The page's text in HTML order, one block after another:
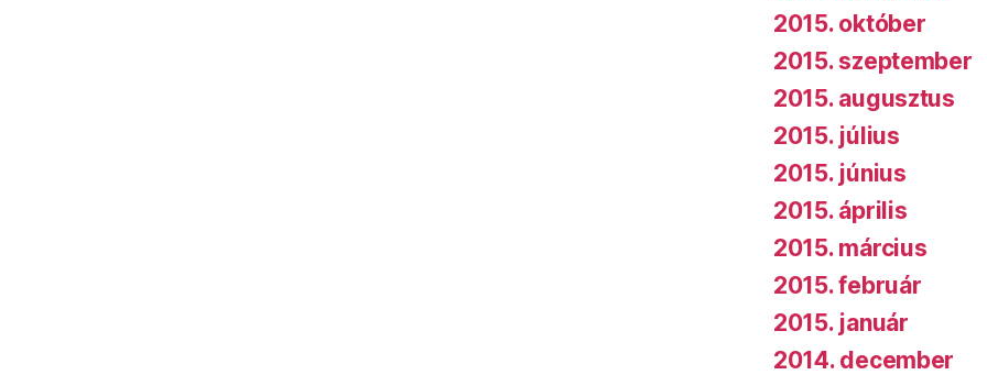
2015. október
2015. szeptember
2015. augusztus
2015. július
2015. június
2015. április
2015. március
2015. február
2015. január
2014. december